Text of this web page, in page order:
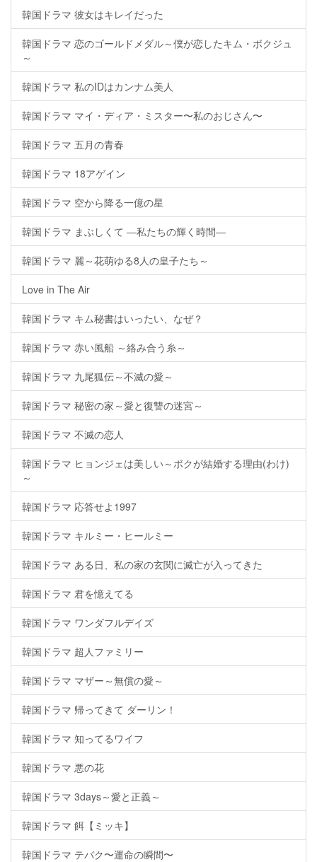
韓国ドラマ 彼女はキレイだった
韓国ドラマ 恋のゴールドメダル～僕が恋したキム・ボクジュ
～
韓国ドラマ 私のIDはカンナム美人
韓国ドラマ マイ・ディア・ミスター〜私のおじさん〜
韓国ドラマ 五月の青春
韓国ドラマ 18アゲイン
韓国ドラマ 空から降る一億の星
韓国ドラマ まぶしくて ―私たちの輝く時間―
韓国ドラマ 麗～花萌ゆる8人の皇子たち～
Love in The Air
韓国ドラマ キム秘書はいったい、なぜ？
韓国ドラマ 赤い風船 ～絡み合う糸～
韓国ドラマ 九尾狐伝～不滅の愛～
韓国ドラマ 秘密の家～愛と復讐の迷宮～
韓国ドラマ 不滅の恋人
韓国ドラマ ヒョンジェは美しい～ボクが結婚する理由(わけ)
～
韓国ドラマ 応答せよ1997
韓国ドラマ キルミー・ヒールミー
韓国ドラマ ある日、私の家の玄関に滅亡が入ってきた
韓国ドラマ 君を憶えてる
韓国ドラマ ワンダフルデイズ
韓国ドラマ 超人ファミリー
韓国ドラマ マザー～無償の愛～
韓国ドラマ 帰ってきて ダーリン！
韓国ドラマ 知ってるワイフ
韓国ドラマ 悪の花
韓国ドラマ 3days～愛と正義～
韓国ドラマ 餌【ミッキ】
韓国ドラマ テバク〜運命の瞬間〜